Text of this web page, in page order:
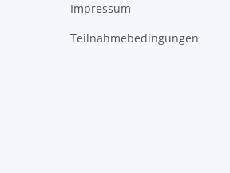
Impressum
Teilnahmebedingungen